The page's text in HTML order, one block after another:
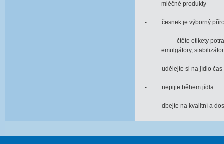
mléčné produkty
- česnek je výborný
- čtěte etikety potravin,
emulgátory, stabilizátory
- udělejte si na jídlo čas
- nepijte během jídla
- dbejte na kvalitní a